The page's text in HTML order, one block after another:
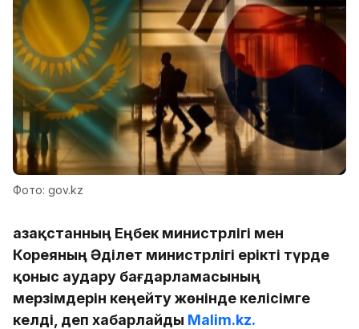
Фото: gov.kz
Қазақстанның Еңбек министрлігі мен
Кореяның Әділет министрлігі ерікті түрде
қоныс аудару бағдарламасының
мерзімдерін кеңейту жөнінде келісімге
келді, деп хабарлайды Malim.kz.